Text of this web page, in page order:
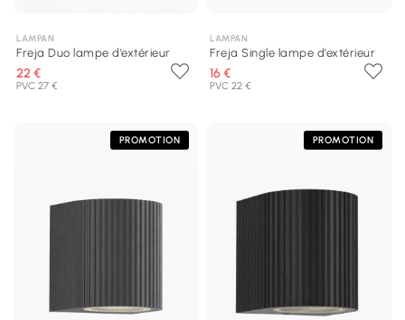
LAMPAN
Freja Duo lampe d’extérieur
22 €
PVC 27 €
LAMPAN
Freja Single lampe d’extérieur
16 €
PVC 22 €
PROMOTION PROMOTION